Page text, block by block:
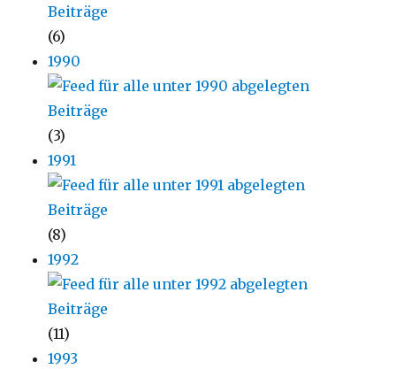
(6)
1990
(3)
1991
(8)
1992
(11)
1993